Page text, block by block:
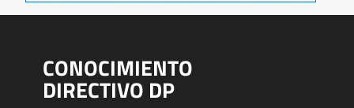
CONOCIMIENTO
DIRECTIVO DP